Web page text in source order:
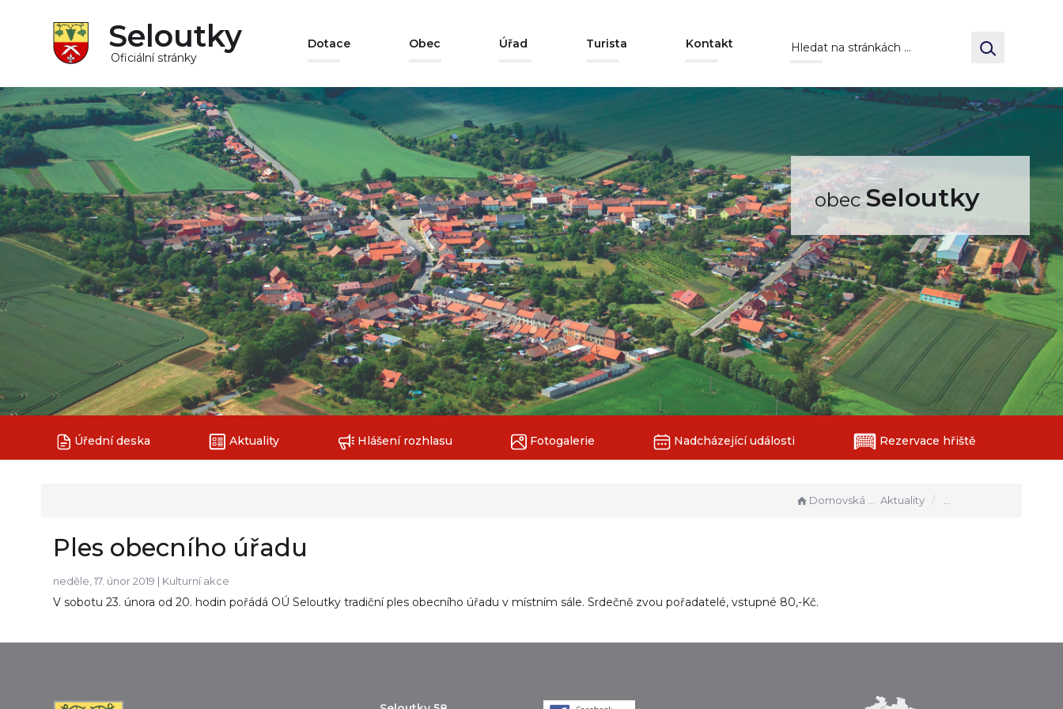
Seloutky
Oficiální stránky
Dotace Obec Úřad Turista Kontakt
obecSeloutky
Úřední deska Aktuality Hlášení rozhlasu Fotogalerie Nadcházející události Rezervace hřiště
Domovská stránka Aktuality
Ples obecního úřadu
neděle, 17. únor 2019 | Kulturní akce
V sobotu 23. února od 20. hodin pořádá OÚ Seloutky tradiční ples obecního úřadu v místním sále. Srdečně zvou pořadatelé, vstupné 80,-Kč.